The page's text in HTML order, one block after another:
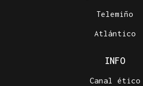
Telemiño
Atlántico
INFO
Canal ético